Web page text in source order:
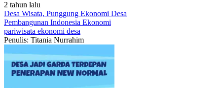
2 tahun lalu
Desa Wisata, Punggung Ekonomi Desa
Pembangunan Indonesia Ekonomi
pariwisata ekonomi desa
Penulis: Titania Nurrahim